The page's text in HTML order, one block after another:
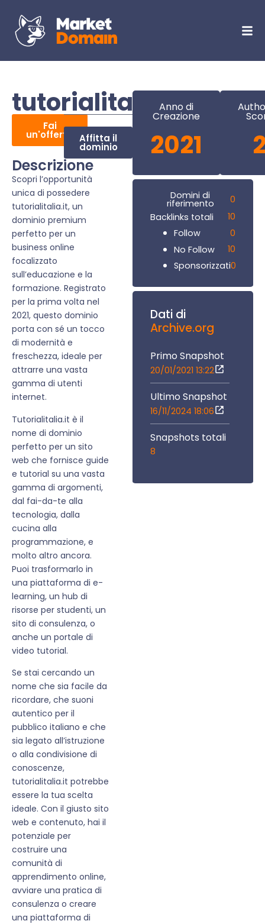
tutorialitalia.it
Fai
un'offerta Affitta il
dominio
Descrizione
Scopri l’opportunità
unica di possedere
tutorialitalia.it, un
dominio premium
perfetto per un
business online
focalizzato
sull’educazione e la
formazione. Registrato
per la prima volta nel
2021, questo dominio
porta con sé un tocco
di modernità e
freschezza, ideale per
attrarre una vasta
gamma di utenti
internet.
Tutorialitalia.it è il
nome di dominio
perfetto per un sito
web che fornisce guide
e tutorial su una vasta
gamma di argomenti,
dal fai-da-te alla
tecnologia, dalla
cucina alla
programmazione, e
molto altro ancora.
Puoi trasformarlo in
una piattaforma di e-
learning, un hub di
risorse per studenti, un
sito di consulenza, o
anche un portale di
video tutorial.
Se stai cercando un
nome che sia facile da
ricordare, che suoni
autentico per il
pubblico italiano e che
sia legato all’istruzione
o alla condivisione di
conoscenze,
tutorialitalia.it potrebbe
essere la tua scelta
ideale. Con il giusto sito
web e contenuto, hai il
potenziale per
costruire una
comunità di
apprendimento online,
avviare una pratica di
consulenza o creare
una piattaforma di
Anno di
Creazione
2021
Domini di
riferimento
0
Backlinks totali
10
Follow
0
No Follow
10
Sponsorizzati0
Dati di
Archive.org
Primo Snapshot
20/01/2021 13:22
Ultimo Snapshot
16/11/2024 18:06
Snapshots totali
8